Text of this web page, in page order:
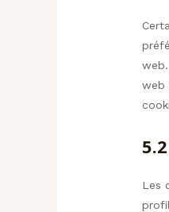
web
Les